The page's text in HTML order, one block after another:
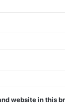
website in this